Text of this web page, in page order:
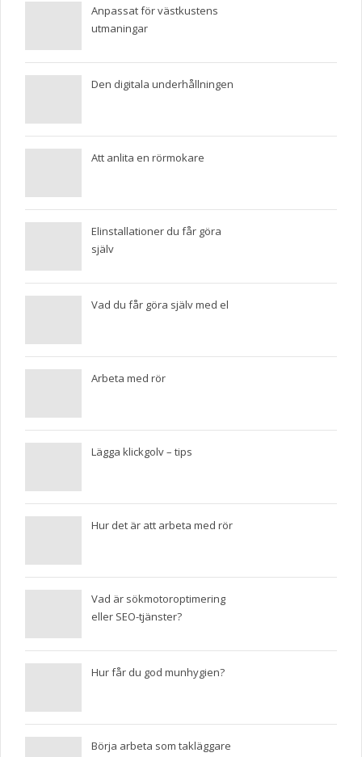
Anpassat för västkustens
utmaningar
Den digitala underhållningen
Att anlita en rörmokare
Elinstallationer du får göra
själv
Vad du får göra själv med el
Arbeta med rör
Lägga klickgolv – tips
Hur det är att arbeta med rör
Vad är sökmotoroptimering
eller SEO-tjänster?
Hur får du god munhygien?
Börja arbeta som takläggare